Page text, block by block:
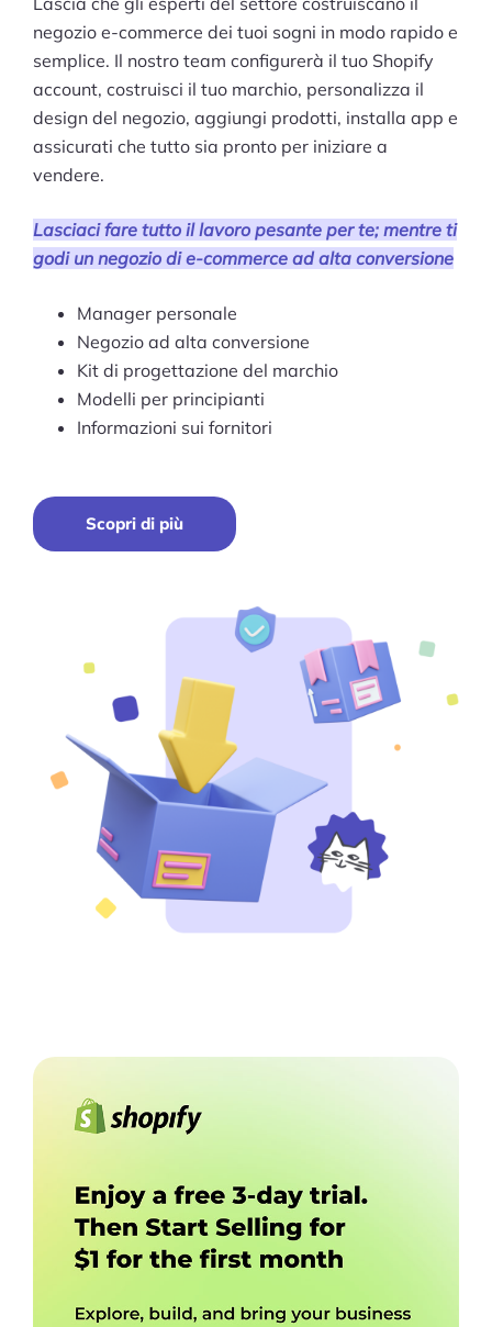
negozio e-commerce dei tuoi sogni in modo rapido e
semplice. Il nostro team configurerà il tuo Shopify
account, costruisci il tuo marchio, personalizza il
design del negozio, aggiungi prodotti, installa app e
assicurati che tutto sia pronto per iniziare a
vendere.
Lasciaci fare tutto il lavoro pesante per te; mentre ti
godi un negozio di e-commerce ad alta conversione
Manager personale
Negozio ad alta conversione
Kit di progettazione del marchio
Modelli per principianti
Informazioni sui fornitori
Scopri di più